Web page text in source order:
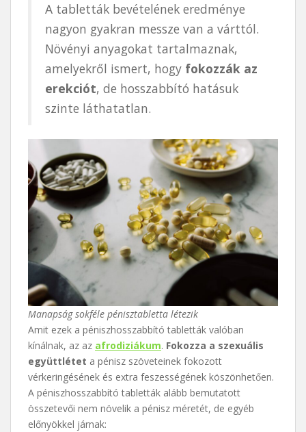
A tabletták bevételének eredménye
nagyon gyakran messze van a várttól.
Növényi anyagokat tartalmaznak,
amelyekről ismert, hogy fokozzák az
erekciót, de hosszabbító hatásuk
szinte láthatatlan.
Manapság sokféle pénisztabletta létezik
Amit ezek a péniszhosszabbító tabletták valóban
kínálnak, az az afrodiziákum. Fokozza a szexuális
együttlétet a pénisz szöveteinek fokozott
vérkeringésének és extra feszességének köszönhetően.
A péniszhosszabbító tabletták alább bemutatott
összetevői nem növelik a pénisz méretét, de egyéb
előnyökkel járnak: